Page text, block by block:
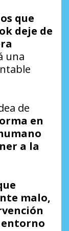
que
deje de
una
de
en
a la
malo,
entorno